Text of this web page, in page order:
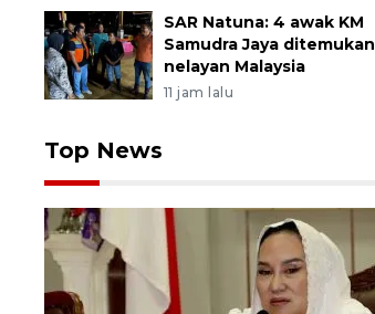
SAR Natuna: 4 awak KM
Samudra Jaya ditemukan
nelayan Malaysia
11 jam lalu
Top News